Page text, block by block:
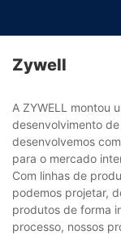
Zywell
A ZYWELL montou
desenvolvimento
desenvolvemos
para o mercado
Com linhas de
podemos projetar,
produtos de forma
processo, nossos